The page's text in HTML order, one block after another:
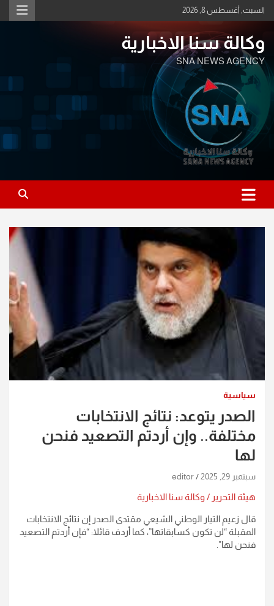
Skip
to
السبت, أغسطس 8, 2026
وكالة سنا الاخبارية
SNA NEWS AGENCY
سياسية
الصدر يتوعد: نتائج الانتخابات
مختلفة.. وإن أردتم التصعيد فنحن
لها
سبتمبر 29, 2025 editor
هيئة التحرير / وكالة سنا الاخبارية
قال زعيم التيار الوطني الشيعي مقتدى الصدر إن نتائج الانتخابات
المقبلة “لن تكون كسابقاتها”، كما أردف قائلا: “فإن أردتم التصعيد
فنحن لها”.